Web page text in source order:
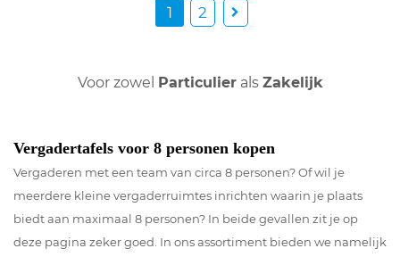
1 2
Voor zowel Particulierals Zakelijk
Vergadertafels voor 8 personen kopen
Vergaderen met een team van circa 8 personen? Of wil je
meerdere kleine vergaderruimtes inrichten waarin je plaats
biedt aan maximaal 8 personen? In beide gevallen zit je op
deze pagina zeker goed. In ons assortiment bieden we namelijk